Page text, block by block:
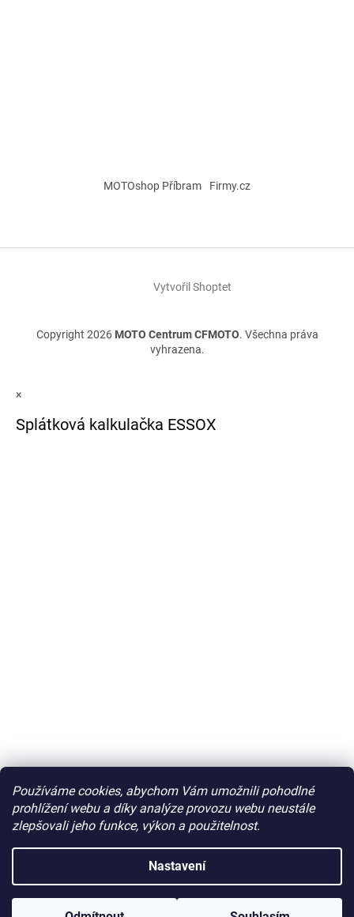
Používáme cookies, abychom Vám umožnili pohodlné
prohlížení webu a díky analýze provozu webu neustále
zlepšovali jeho funkce, výkon a použitelnost.
Nastavení
MOTOshop Příbram Firmy.cz
Vytvořil Shoptet
Copyright 2026 MOTO Centrum CFMOTO. Všechna práva
vyhrazena.
×
Splátková kalkulačka ESSOX